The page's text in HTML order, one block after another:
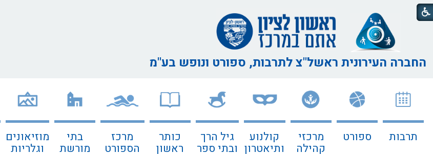
החברה העירונית ראשל"צלתרבות, ספורט ונופש בע"מ
תרבות ספורט מרכזי
קהילה
קולנוע
ותיאטרון
גיל הרך
ובתי ספר
כותר
ראשון
מרכז
הספורט
בתי
מורשת
מוזיאונים
וגלריות